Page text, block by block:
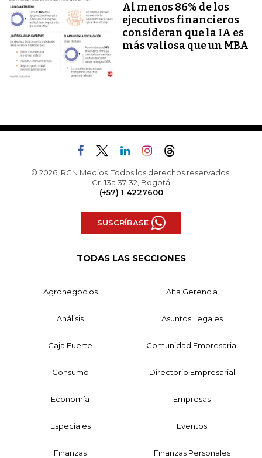
Al menos 86% de los
ejecutivos financieros
consideran que la IA es
más valiosa que un MBA
© 2026, RCN Medios. Todos los derechos reservados.
Cr. 13a 37-32, Bogotá
(+57) 1 4227600
SUSCRÍBASE
TODAS LAS SECCIONES
Agronegocios Alta Gerencia
Análisis Asuntos Legales
Caja Fuerte Comunidad Empresarial
Consumo Directorio Empresarial
Economía Empresas
Especiales Eventos
Finanzas Finanzas Personales